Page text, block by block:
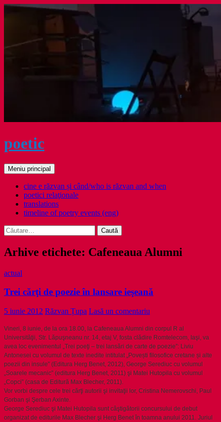
poetic
Caută
Meniu principal
cine e răzvan și când/who is răzvan and when
poetici relaţionale
translations
timeline of poetry events (eng)
Caută
după:
Arhive etichete: Cafeneaua Alumni
actual
Trei cărţi de poezie în lansare ieşeană
5 iunie 2012 Răzvan Țupa Lasă un comentariu
Vineri, 8 iunie, de la ora 18.00, la Cafeneaua Alumni din corpul R al
Universităţii, Str. Lăpuşneanu nr. 14, etaj V, fosta clădire Romtelecom, Iaşi, va
avea loc evenimentul „Trei poeţi – trei lansări de carte de poezie”: Liviu
Antonesei cu volumul de texte inedite intitul at „Povești filosofice cretane și alte
poezii din insule” (Editura Herg Benet, 2012), George Serediuc cu volumul
„Soarele mecanic” (editura Herg Benet, 2011) şi Matei Hutopila cu volumul
„Copci” (casa de Editură Max Blecher, 2011).
Vor vorbi despre cele trei cărţi autorii şi invitaţii lor, Cristina Nemerovschi, Paul
Gorban şi Şerban Axinte.
George Serediuc şi Matei Hutopila sunt câştigătorii concursului de debut
organizat de editurile Max Blecher şi Herg Benet în toamna anului 2011. Juriul